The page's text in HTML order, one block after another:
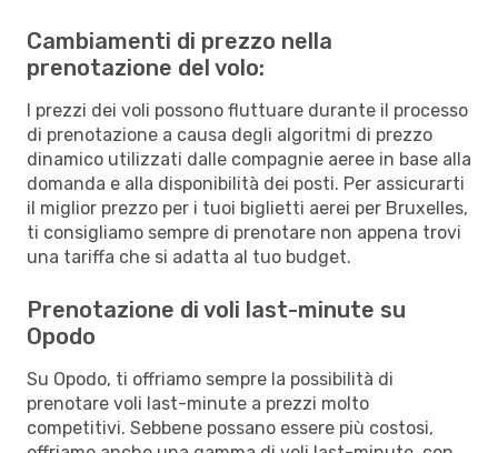
Cambiamenti di prezzo nella
prenotazione del volo:
I prezzi dei voli possono fluttuare durante il processo
di prenotazione a causa degli algoritmi di prezzo
dinamico utilizzati dalle compagnie aeree in base alla
domanda e alla disponibilità dei posti. Per assicurarti
il miglior prezzo per i tuoi biglietti aerei per Bruxelles,
ti consigliamo sempre di prenotare non appena trovi
una tariffa che si adatta al tuo budget.
Prenotazione di voli last-minute su
Opodo
Su Opodo, ti offriamo sempre la possibilità di
prenotare voli last-minute a prezzi molto
competitivi. Sebbene possano essere più costosi,